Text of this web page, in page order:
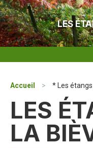
LES
Accueil > * Les
LES
LA